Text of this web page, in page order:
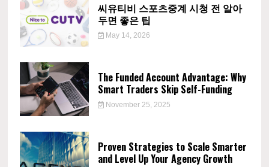
씨유티비 스포츠중계 시청 전 알아
두면 좋은 팁
May 14, 2026
The Funded Account Advantage: Why
Smart Traders Skip Self-Funding
November 25, 2025
Proven Strategies to Scale Smarter
and Level Up Your Agency Growth